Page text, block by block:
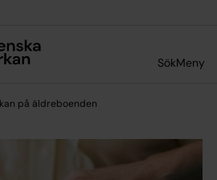
SökMeny
på äldreboenden